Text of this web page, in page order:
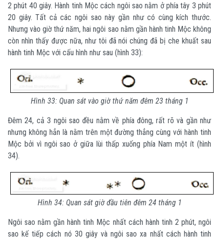
2 phút 40 giây. Hành tinh Mộc cách ngôi sao nằm ở phía tây 3 phút
20 giây. Tất cả các ngôi sao này gần như có cùng kích thước.
Nhưng vào giờ thứ năm, hai ngôi sao nằm gần hành tinh Mộc không
còn nhìn thấy được nữa, như tôi đã nói chúng đã bị che khuất sau
hành tinh Mộc với cấu hình như sau (hình 33):
Hình 33: Quan sát vào giờ thứ năm đêm 23 tháng 1
Đêm 24, cả 3 ngôi sao đều nằm về phía đông, rất rõ và gần như
nhưng không hẳn là nằm trên một đường thẳng cùng với hành tinh
Mộc bởi vì ngôi sao ở giữa lùi thấp xuống phía Nam một ít (hình
34).
Hình 34: Quan sát giờ đầu tiên đêm 24 tháng 1
Ngôi sao nằm gần hành tinh Mộc nhất cách hành tinh 2 phút, ngôi
sao kế tiếp cách nó 30 giây và ngôi sao xa nhất cách hành tinh